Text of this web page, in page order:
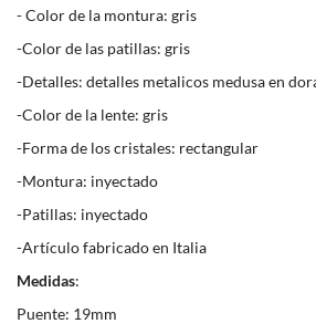
- Color de la montura: gris
-Color de las patillas: gris
-Detalles: detalles metalicos medusa en
-Color de la lente: gris
-Forma de los cristales: rectangular
-Montura: inyectado
-Patillas: inyectado
-Artículo fabricado en Italia
Medidas:
Puente: 19mm